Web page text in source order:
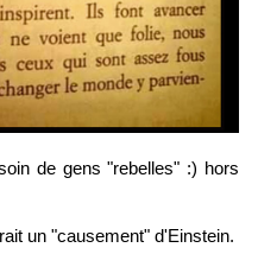
un "causement" d'Einstein.